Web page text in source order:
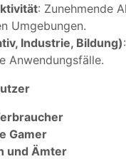
: Zunehmende
Umgebungen.
Industrie, Bildung)
Anwendungsfälle.
Gamer
und Ämter